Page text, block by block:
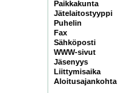
Paikkakunta
Jätelaitostyyppi
Puhelin
Fax
Sähköposti
WWW-sivut
Jäsenyys
Liittymisaika
Aloitusajankohta